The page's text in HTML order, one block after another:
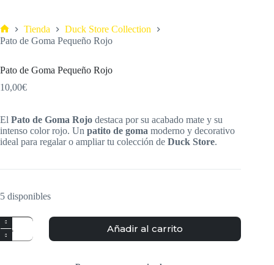
Tienda
Duck Store Collection
Pato de Goma Pequeño Rojo
Pato de Goma Pequeño Rojo
10,00€
El Pato de Goma Rojo destaca por su acabado mate y su
intenso color rojo. Un patito de goma moderno y decorativo
ideal para regalar o ampliar tu colección de Duck Store.
5 disponibles
Añadir al carrito